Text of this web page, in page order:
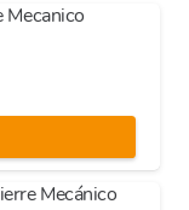
Mecanico
Mecánico